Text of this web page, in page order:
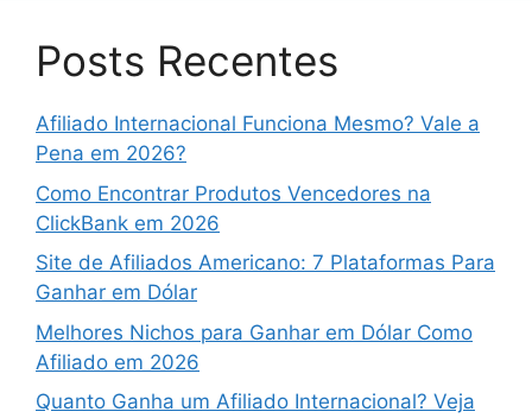
Posts Recentes
Afiliado Internacional Funciona Mesmo? Vale a
Pena em 2026?
Como Encontrar Produtos Vencedores na
ClickBank em 2026
Site de Afiliados Americano: 7 Plataformas Para
Ganhar em Dólar
Melhores Nichos para Ganhar em Dólar Como
Afiliado em 2026
Quanto Ganha um Afiliado Internacional? Veja